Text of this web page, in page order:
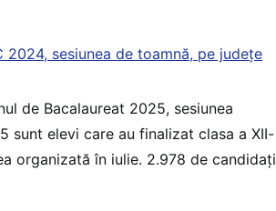
sesiunea de toamnă, pe județe
de Bacalaureat 2025, sesiunea
sunt elevi care au finalizat clasa a XII-
organizată în iulie. 2.978 de candidați